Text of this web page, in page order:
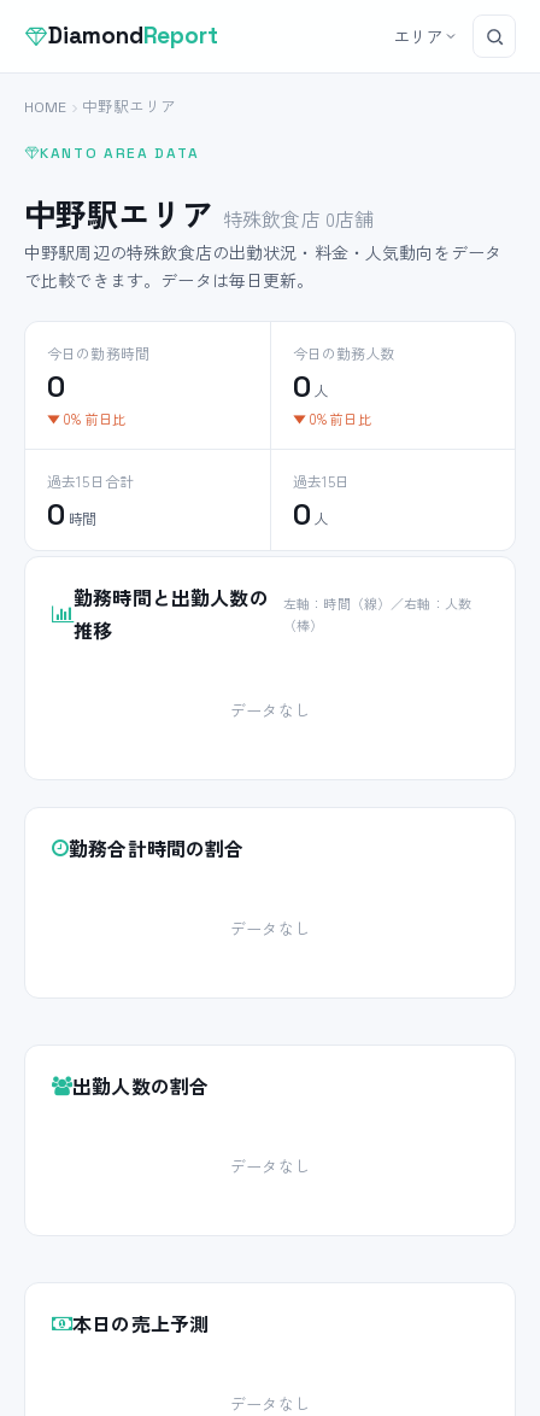
DiamondReport エリア
HOME 中野駅エリア
KANTO AREA DATA
中野駅エリア 特殊飲食店 0店舗
中野駅周辺の特殊飲食店の出勤状況・料金・人気動向をデータ
で比較できます。データは毎日更新。
今日の勤務時間
0
▼ 0% 前日比
今日の勤務人数
0 人
▼ 0% 前日比
過去15日合計
0 時間
過去15日
0 人
勤務時間と出勤人数の
推移
左軸：時間（線）／右軸：人数
（棒）
データなし
勤務合計時間の割合
データなし
出勤人数の割合
データなし
本日の売上予測
データなし